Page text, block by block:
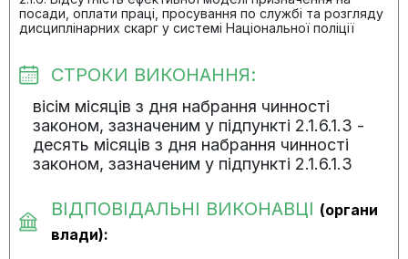
посади, оплати праці, просування по службі та розгляду
дисциплінарних скарг у системі Національної поліції
СТРОКИ ВИКОНАННЯ:
вісім місяців з дня набрання чинності
законом, зазначеним у підпункті 2.1.6.1.3 -
десять місяців з дня набрання чинності
законом, зазначеним у підпункті 2.1.6.1.3
ВІДПОВІДАЛЬНІ ВИКОНАВЦІ (органи
влади):